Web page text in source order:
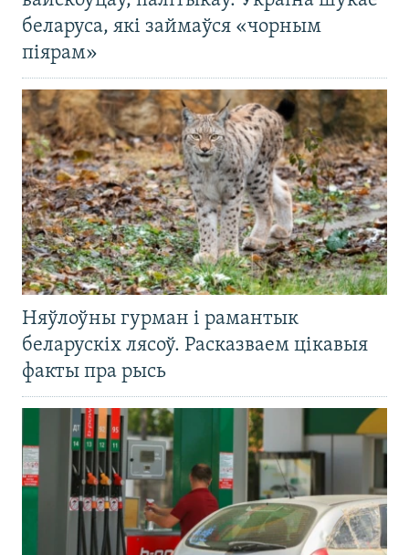
беларуса, які займаўся «чорным
піярам»
Няўлоўны гурман і рамантык
беларускіх лясоў. Расказваем цікавыя
факты пра рысь